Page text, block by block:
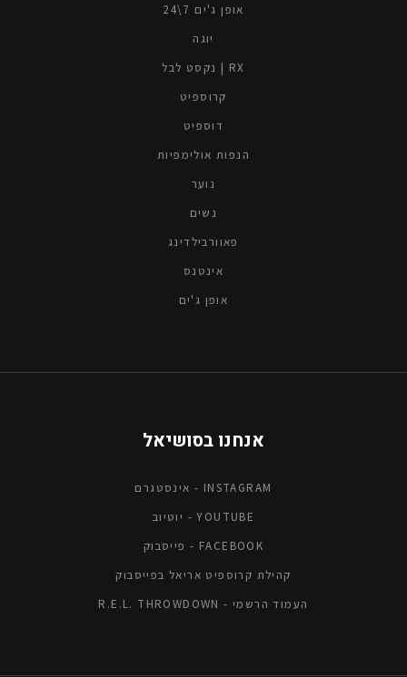
אופן ג'ים 7\24
יוגה
נקסט לבל | RX
קרוספיט
דוספיט
הנפות אולימפיות
נוער
נשים
פאוורבילדינג
אינטנס
אופן ג'ים
אנחנו בסושיאל
אינסטגרם - INSTAGRAM
יוטיוב - YOUTUBE
פייסבוק - FACEBOOK
קהילת קרוספיט אריאל בפייסבוק
R.E.L. THROWDOWN - העמוד הרשמי